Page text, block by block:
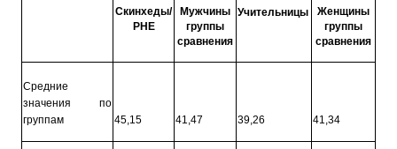
Скинхеды/
РНЕ
Мужчины
группы
сравнения
Учительницы
Женщины
группы
сравнения
Средние
значения по
группам
45,15 41,47 39,26 41,34